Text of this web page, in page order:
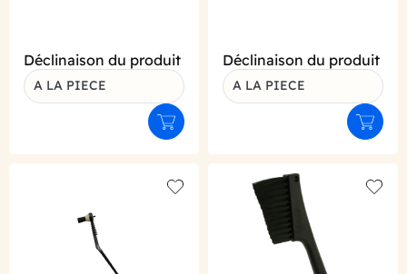
Déclinaison du produit
A LA PIECE
Ajouter au panier
Déclinaison du produit
A LA PIECE
Add to wishlist